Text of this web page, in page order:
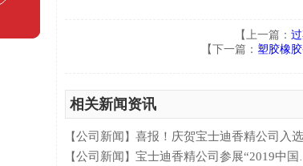
【上一篇：
【下一篇： 塑胶橡
相关新闻资讯
【公司新闻 】 喜报！庆贺宝士迪香精公司入选“2019中国日化百强”企
【公司新闻 】 宝士迪香精公司参展“2019中国国际个人护理用品原料、包装机械展览会”